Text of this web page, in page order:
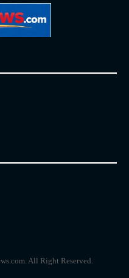
All Right Reserved.